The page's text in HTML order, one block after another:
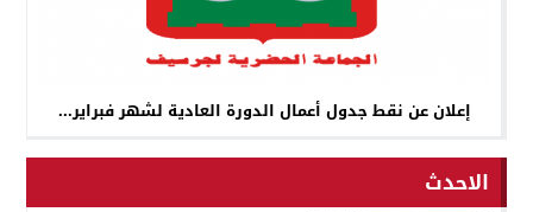
إعلان عن نقط جدول أعمال الدورة العادية لشهر فبراير...
الاحدث